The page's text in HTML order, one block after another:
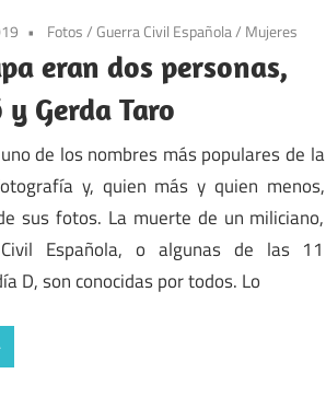
Fotos/Guerra Civil Española/ Mujeres
eran dos personas,
Gerda Taro
de los nombres más populares de la
y, quien más y quien menos,
sus fotos. La muerte de un miliciano,
Española, o algunas de las 11
D, son conocidas por todos. Lo